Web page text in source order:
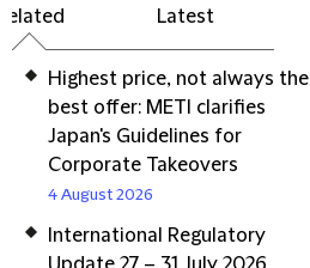
Latest
Highest price, not always the
best offer: METI clarifies
Japan's Guidelines for
Corporate Takeovers
4 August 2026
International Regulatory